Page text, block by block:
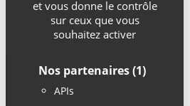
et vous donne le contrôle
sur ceux que vous
souhaitez activer
Nos partenaires(1)
APIs
Politique de confidentialité
Mentions légales
Plan du site